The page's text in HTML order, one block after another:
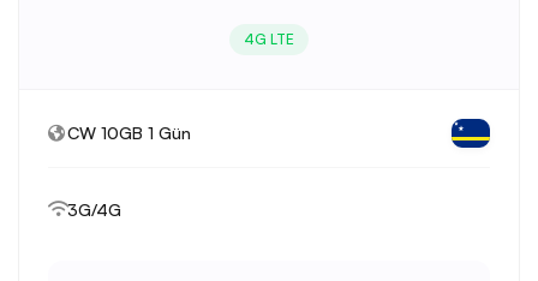
4G LTE
CW 10GB 1 Gün
3G/4G